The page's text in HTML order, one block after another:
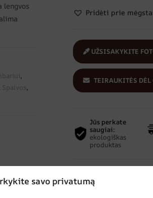
savo privatumą
,
Spalvos ,
Pridėti prie
UŽSISAKYKITE
TEIRAUKITĖS
Jūs perkate
saugiai:
ekologiškas
produktas